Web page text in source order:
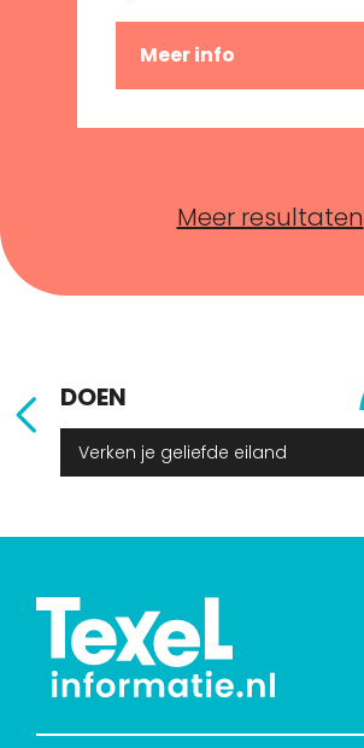
Meer info
Meer resultaten
DOEN
Verken je geliefde eiland